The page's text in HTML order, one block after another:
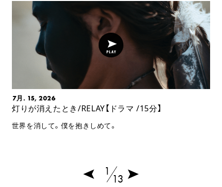
7月. 15, 2026
灯りが消えたとき/RELAY【ドラマ /15分】
世界を消して。僕を抱きしめて。
1
13